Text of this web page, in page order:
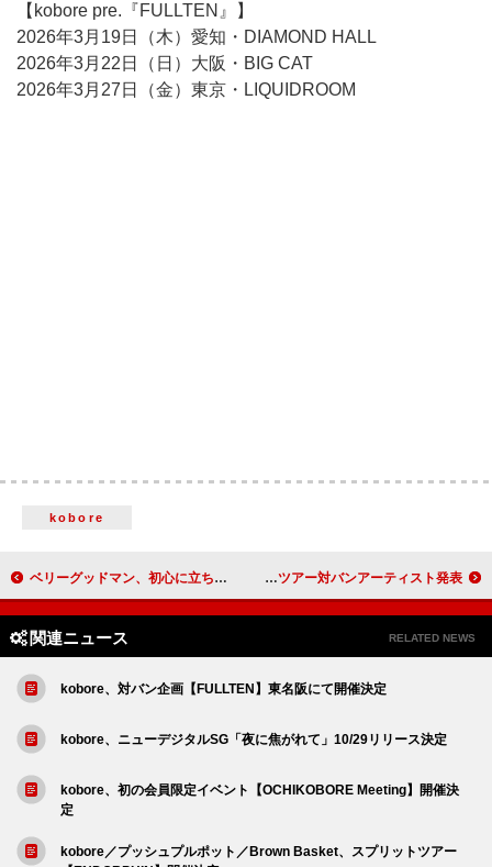
【kobore pre.『FULLTEN』】
2026年3月19日（木）愛知・DIAMOND HALL
2026年3月22日（日）大阪・BIG CAT
2026年3月27日（金）東京・LIQUIDROOM
kobore
ベリーグッドマン、初心に立ち返るニューAL『SING SING SING X』リリース決定 KOTORI、行きたい場所で対バンしたいバンドと共演する【LOCAL MATCH】ツアー対バンアーティスト発表
関連ニュース RELATED NEWS
kobore、対バン企画【FULLTEN】東名阪にて開催決定
kobore、ニューデジタルSG「夜に焦がれて」10/29リリース決定
kobore、初の会員限定イベント【OCHIKOBORE Meeting】開催決
定
kobore／プッシュプルポット／Brown Basket、スプリットツアー